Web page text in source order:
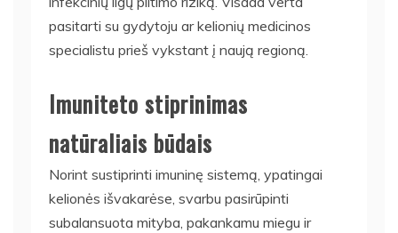
pasitarti su gydytoju ar kelionių medicinos
specialistu prieš vykstant į naują regioną.
Imuniteto stiprinimas
natūraliais būdais
Norint sustiprinti imuninę sistemą, ypatingai
kelionės išvakarėse, svarbu pasirūpinti
subalansuota mityba, pakankamu miegu ir